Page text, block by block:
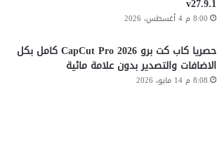
v27.9.1
8:00 م 4 أغسطس، 2026
حصريا كاب كت برو CapCut Pro 2026 كامل بكل
الاضافات والتصدير بدون علامة مائية
8:08 م 14 مايو، 2026